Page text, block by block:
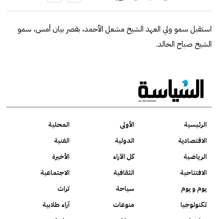
استقبل سمو ولي العهد الشيخ مشعل الأحمد، بقصر بيان أمس، سمو
الشيخ صباح الخالد.
الرئيسية الأولى
المحلية
الاقتصادية
الدولية
الفنية
الرياضية
كل الآراء
الأخيرة
الافتتاحية
الثقافية
الاجتماعية
يوم و يوم
سياحة
تراث
تكنولوجيا
منوعات
آراء طلابية